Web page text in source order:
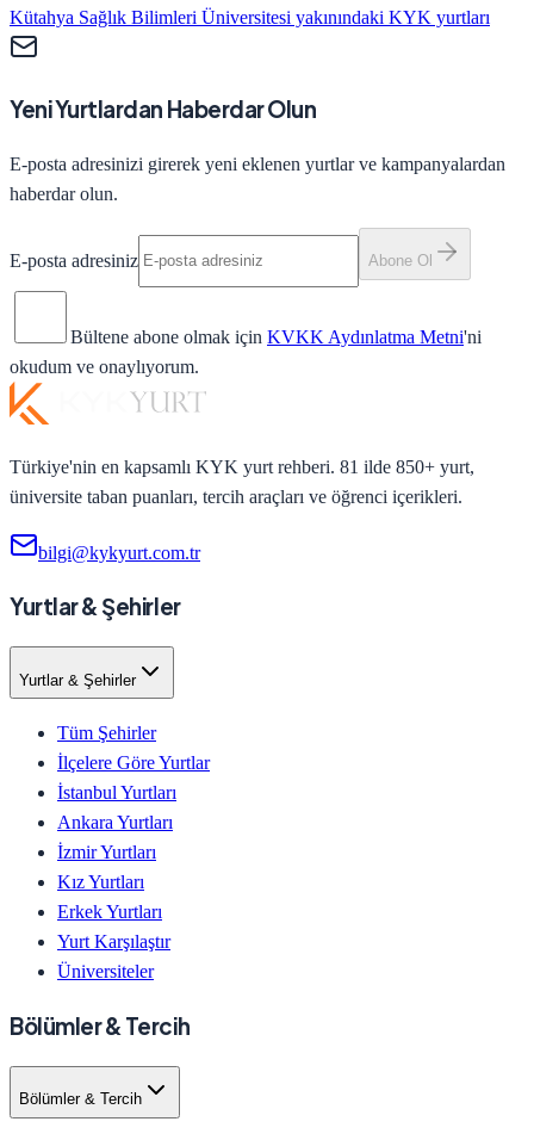
Kütahya Sağlık Bilimleri Üniversitesi yakınındaki KYK yurtları
Yeni Yurtlardan Haberdar Olun
E-posta adresinizi girerek yeni eklenen yurtlar ve kampanyalardan
haberdar olun.
E-posta adresiniz Abone Ol
Bültene abone olmak için KVKK Aydınlatma Metni'ni
okudum ve onaylıyorum.
Türkiye'nin en kapsamlı KYK yurt rehberi. 81 ilde 850+ yurt,
üniversite taban puanları, tercih araçları ve öğrenci içerikleri.
bilgi@kykyurt.com.tr
Yurtlar & Şehirler
Yurtlar & Şehirler
Tüm Şehirler
İlçelere Göre Yurtlar
İstanbul Yurtları
Ankara Yurtları
İzmir Yurtları
Kız Yurtları
Erkek Yurtları
Yurt Karşılaştır
Üniversiteler
Bölümler & Tercih
Bölümler & Tercih